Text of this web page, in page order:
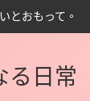
とおもって。
る日常